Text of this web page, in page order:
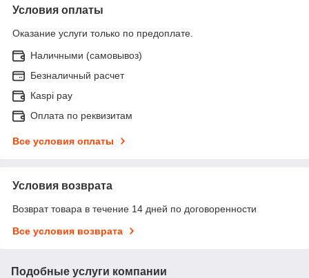
Условия оплаты
Оказание услуги только по предоплате.
Наличными (самовывоз)
Безналичный расчет
Каspi pay
Оплата по реквизитам
Все условия оплаты
Условия возврата
Возврат товара в течение 14 дней по договоренности
Все условия возврата
Подобные услуги компании